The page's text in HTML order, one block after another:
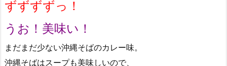
ずずずずっ！
うお！美味い！
まだまだ少ない沖縄そばのカレー味。
沖縄そばはスープも美味しいので、